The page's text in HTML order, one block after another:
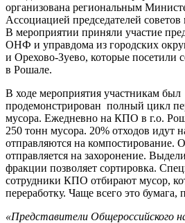
организована региональным
Ассоциацией председателей
В мероприятии приняли участие
ОНФ и управдома из городских
и Орехово-Зуево, которые
в Рошале.
В ходе мероприятия участникам был
продемонстрирован полный цикл
мусора. Ежедневно на КПО в г.о.
250 тонн мусора. 20% отходов идут
отправляются на компостирование.
отправляется на захоронение.
фракции позволяет сортировка.
сотрудники КПО отбирают мусор,
переработку. Чаще всего это бумага,
«Представители Общероссийского